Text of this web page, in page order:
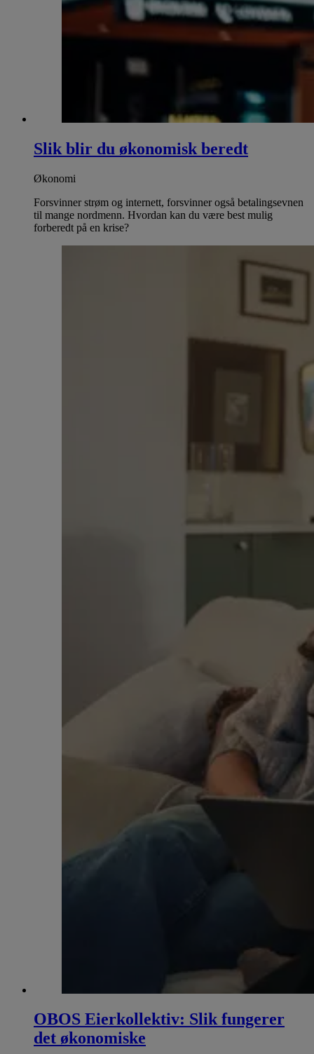
Slik blir du økonomisk beredt
Økonomi
Forsvinner strøm og internett, forsvinner også betalingsevnen
til mange nordmenn. Hvordan kan du være best mulig
forberedt på en krise?
OBOS Eierkollektiv: Slik fungerer
det økonomiske